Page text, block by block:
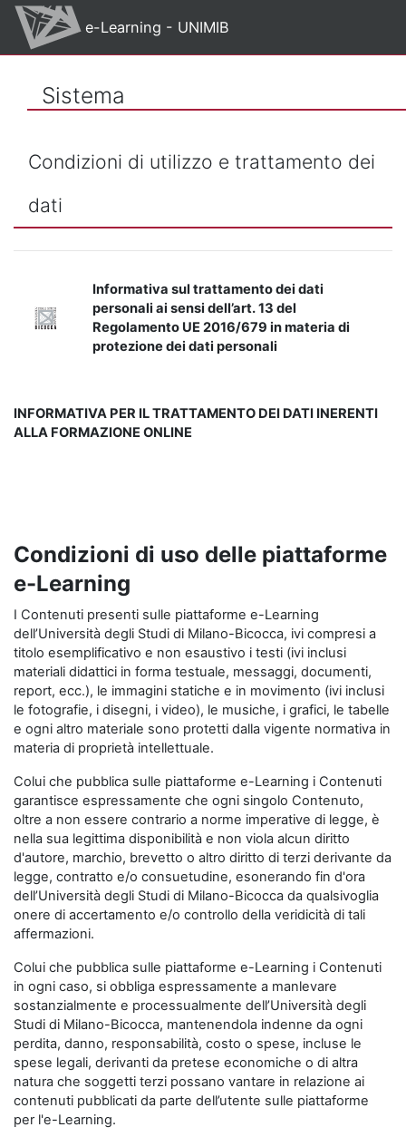
Vai al contenuto principale
e-Learning - UNIMIB
Sistema
Condizioni di utilizzo e trattamento dei
dati
Informativa sul trattamento dei dati
personali ai sensi dell’art. 13 del
Regolamento UE 2016/679 in materia di
protezione dei dati personali
INFORMATIVA PER IL TRATTAMENTO DEI DATI INERENTI
ALLA FORMAZIONE ONLINE
Condizioni di uso delle piattaforme
e-Learning
I Contenuti presenti sulle piattaforme e-Learning
dell’Università degli Studi di Milano-Bicocca, ivi compresi a
titolo esemplificativo e non esaustivo i testi (ivi inclusi
materiali didattici in forma testuale, messaggi, documenti,
report, ecc.), le immagini statiche e in movimento (ivi inclusi
le fotografie, i disegni, i video), le musiche, i grafici, le tabelle
e ogni altro materiale sono protetti dalla vigente normativa in
materia di proprietà intellettuale.
Colui che pubblica sulle piattaforme e-Learning i Contenuti
garantisce espressamente che ogni singolo Contenuto,
oltre a non essere contrario a norme imperative di legge, è
nella sua legittima disponibilità e non viola alcun diritto
d'autore, marchio, brevetto o altro diritto di terzi derivante da
legge, contratto e/o consuetudine, esonerando fin d'ora
dell’Università degli Studi di Milano-Bicocca da qualsivoglia
onere di accertamento e/o controllo della veridicità di tali
affermazioni.
Colui che pubblica sulle piattaforme e-Learning i Contenuti
in ogni caso, si obbliga espressamente a manlevare
sostanzialmente e processualmente dell’Università degli
Studi di Milano-Bicocca, mantenendola indenne da ogni
perdita, danno, responsabilità, costo o spese, incluse le
spese legali, derivanti da pretese economiche o di altra
natura che soggetti terzi possano vantare in relazione ai
contenuti pubblicati da parte dell’utente sulle piattaforme
per l'e-Learning.